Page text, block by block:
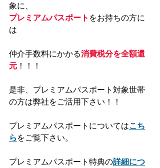
象に、
プレミアムパスポート をお持ちの方に
は
仲介手数料にかかる消費税分を全額還
元 ！！！
是非、プレミアムパスポート対象世帯
の方は弊社をご活用下さい！！
プレミアムパスポートについてはこち
ら をご覧下さい。
プレミアムパスポート特典の詳細につ